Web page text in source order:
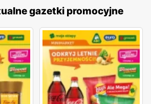
gazetki promocyjne